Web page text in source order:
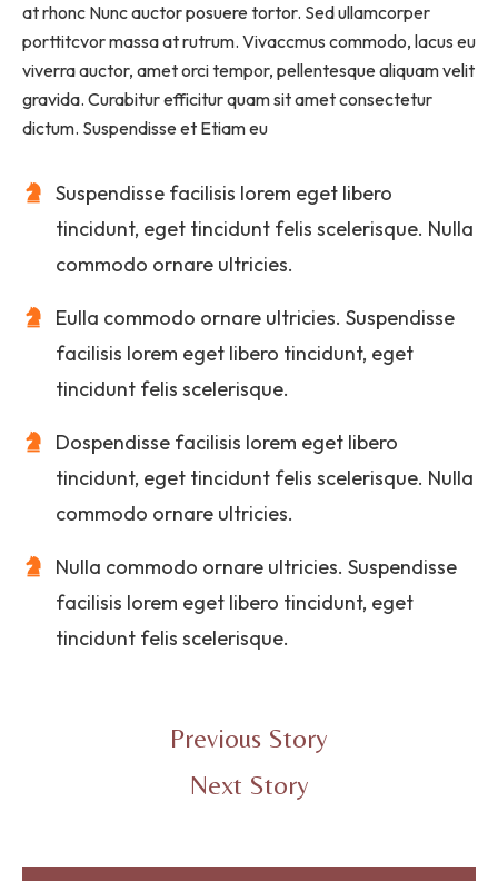
at rhonc Nunc auctor posuere tortor. Sed ullamcorper
porttitcvor massa at rutrum. Vivaccmus commodo, lacus eu
viverra auctor, amet orci tempor, pellentesque aliquam velit
gravida. Curabitur efficitur quam sit amet consectetur
dictum. Suspendisse et Etiam eu
Suspendisse facilisis lorem eget libero
tincidunt, eget tincidunt felis scelerisque. Nulla
commodo ornare ultricies.
Eulla commodo ornare ultricies. Suspendisse
facilisis lorem eget libero tincidunt, eget
tincidunt felis scelerisque.
Dospendisse facilisis lorem eget libero
tincidunt, eget tincidunt felis scelerisque. Nulla
commodo ornare ultricies.
Nulla commodo ornare ultricies. Suspendisse
facilisis lorem eget libero tincidunt, eget
tincidunt felis scelerisque.
Previous Story
Next Story